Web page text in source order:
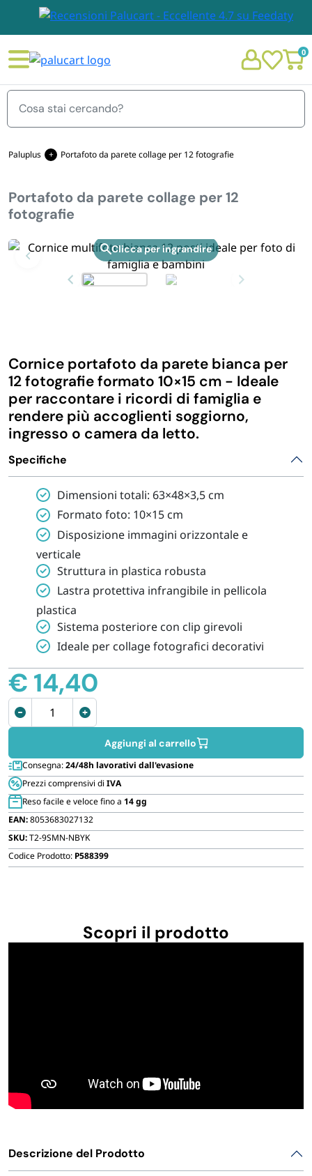
0
Menu
STOVIGLIE E TOVAGLIOLI
GIARDINO E ARREDO PER ESTERNO
IMBALLAGGIO E CANCELLERIA
CASA E PERSONA
FERRAMENTA E LINEA AUTO
PERSONA E MEDICALI
AVVOLGENTI E CONTENITORI ALIMENTARI
PARTY
FORNITURE SETTORE HO.RE.CA
BIODEGRADABILE
Chi siamo
Personalizzazione Monouso
Paluplus Portafoto da parete collage per 12 fotografie
Portafoto da parete collage per 12
fotografie
Zoom
Cornice portafoto da parete bianca per
12 fotografie formato 10×15 cm - Ideale
per raccontare i ricordi di famiglia e
rendere più accoglienti soggiorno,
ingresso o camera da letto.
Specifiche
Dimensioni totali: 63×48×3,5 cm
Formato foto: 10×15 cm
Disposizione immagini orizzontale e
verticale
Struttura in plastica robusta
Lastra protettiva infrangibile in pellicola
plastica
Sistema posteriore con clip girevoli
Ideale per collage fotografici decorativi
€ 14,40
Portafoto
da
collage
per
12
fotografie
quantità
Aggiungi al carrello
Consegna:24/48h lavorativi dall'evasione
Prezzi comprensivi di IVA
Reso facile e veloce fino a 14 gg
EAN:8053683027132
SKU:T2-9SMN-NBYK
Codice Prodotto: P588399
Scopri il prodotto
Descrizione del Prodotto